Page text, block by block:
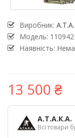
Виробник:
Модель: 110942
Наявність:
13 500 ₴
А.Т.А.К.А.
Всі товари